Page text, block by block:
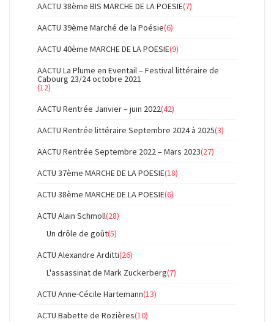
AACTU 38ème BIS MARCHE DE LA POESIE(7)
AACTU 39ème Marché de la Poésie(6)
AACTU 40ème MARCHE DE LA POESIE(9)
AACTU La Plume en Eventail – Festival littéraire de
Cabourg 23/24 octobre 2021
(12)
AACTU Rentrée Janvier – juin 2022(42)
AACTU Rentrée littéraire Septembre 2024 à 2025(3)
AACTU Rentrée Septembre 2022 – Mars 2023(27)
ACTU 37ème MARCHE DE LA POESIE(18)
ACTU 38ème MARCHE DE LA POESIE(6)
ACTU Alain Schmoll(28)
Un drôle de goût(5)
ACTU Alexandre Arditti(26)
L'assassinat de Mark Zuckerberg(7)
ACTU Anne-Cécile Hartemann(13)
ACTU Babette de Rozières(10)